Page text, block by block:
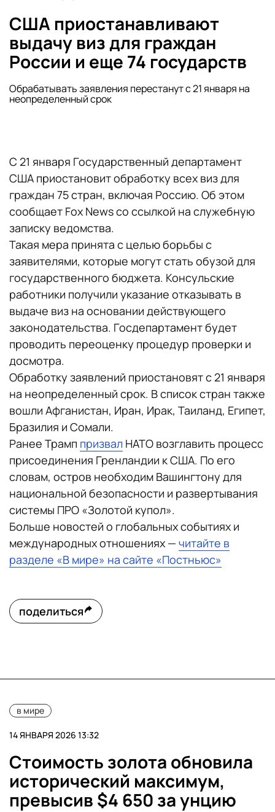
США приостанавливают
выдачу виз для граждан
России и еще 74 государств
Обрабатывать заявления перестанут с 21 января на
неопределенный срок
С 21 января Государственный департамент
США приостановит обработку всех виз для
граждан 75 стран, включая Россию. Об этом
сообщает Fox News со ссылкой на служебную
записку ведомства.
Такая мера принята с целью борьбы с
заявителями, которые могут стать обузой для
государственного бюджета. Консульские
работники получили указание отказывать в
выдаче виз на основании действующего
законодательства. Госдепартамент будет
проводить переоценку процедур проверки и
досмотра.
Обработку заявлений приостановят с 21 января
на неопределенный срок. В список стран также
вошли Афганистан, Иран, Ирак, Таиланд, Египет,
Бразилия и Сомали.
Ранее Трамп призвал НАТО возглавить процесс
присоединения Гренландии к США. По его
словам, остров необходим Вашингтону для
национальной безопасности и развертывания
системы ПРО «Золотой купол».
Больше новостей о глобальных событиях и
международных отношениях — читайте в
разделе «В мире» на сайте «Постньюс»
поделиться
в мире
14 ЯНВАРЯ 2026 13:32
Стоимость золота обновила
исторический максимум,
превысив $4 650 за унцию